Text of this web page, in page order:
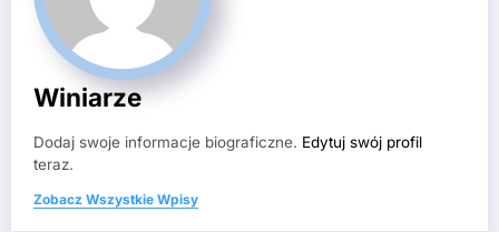
Winiarze
Dodaj swoje informacje biograficzne. Edytuj swój profil
teraz.
Zobacz Wszystkie Wpisy